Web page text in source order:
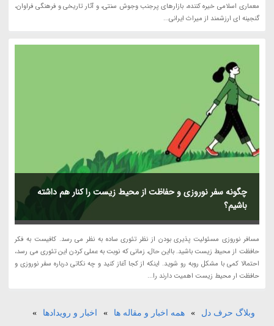
معماری اسلامی خیره کننده، بازارهای پرجنب وجوش سنتی، و آثار تاریخی و فرهنگی فراوان،
گنجینه ای ارزشمند از میراث ایرانی...
چگونه سفر نوروزی و حفاظت از محیط زیست را کنار هم داشته
باشیم؟
مسافر نوروزی مسئولیت پذیری بودن از نظر تئوری ساده به نظر می رسد. کافیست به فکر
حافظت از محیط زیست باشید. بااین حال، زمانی که نوبت به عملی کردن این تئوری می رسد،
احتمالا کمی با مشکل روبه رو شوید. اینکه از کجا آغاز کنید و چه نکاتی درباره سفر نوروزی و
حافظت ار محیط زیست اهمیت دارند را...
وبلاگ حرف دل » همه اخبار و مقاله ها » اخبار و رویدادها »